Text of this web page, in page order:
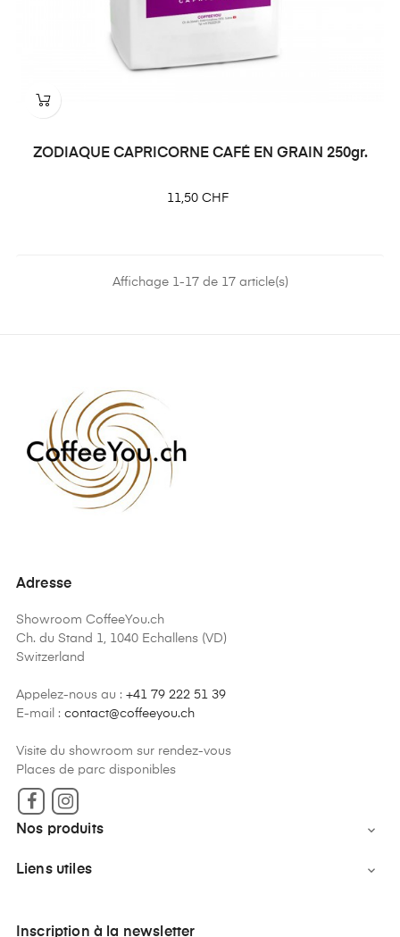
ZODIAQUE CAPRICORNE CAFÉ EN GRAIN 250gr.
Prix
11,50 CHF
Affichage 1-17 de 17 article(s)
Adresse
Showroom CoffeeYou.ch
Ch. du Stand 1, 1040 Echallens (VD)
Switzerland
Appelez-nous au : +41 79 222 51 39
E-mail : contact@coffeeyou.ch
Visite du showroom sur rendez-vous
Places de parc disponibles
Facebook
Nos produits 
Liens utiles 
Inscription à la newsletter